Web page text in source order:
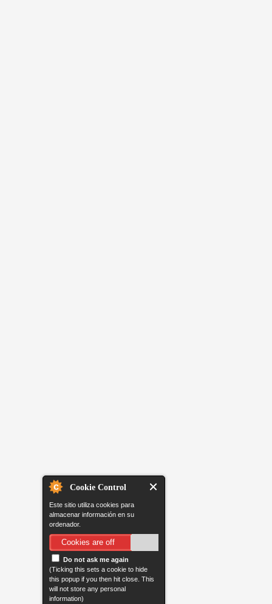
Cookie Control
Este sitio utiliza cookies para
almacenar información en su
ordenador.
Cookies are off
Do not ask me again
(Ticking this sets a cookie to hide
this popup if you then hit close. This
will not store any personal
information)